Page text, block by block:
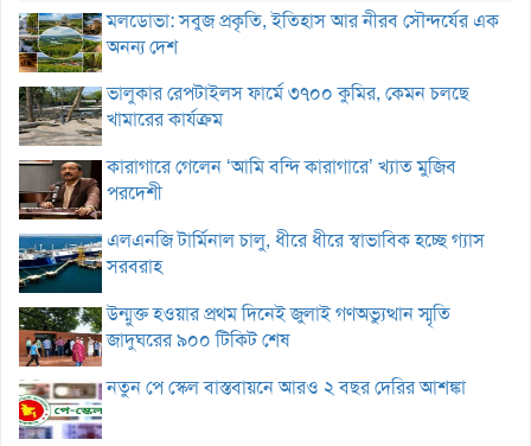
মলডোভা: সবুজ প্রকৃতি, ইতিহাস আর নীরব সৌন্দর্যের এক
অনন্য দেশ
ভালুকার রেপটাইলস ফার্মে ৩৭০০ কুমির, কেমন চলছে
খামারের কার্যক্রম
কারাগারে গেলেন ‘আমি বন্দি কারাগারে’ খ্যাত মুজিব
পরদেশী
এলএনজি টার্মিনাল চালু, ধীরে ধীরে স্বাভাবিক হচ্ছে গ্যাস
সরবরাহ
উন্মুক্ত হওয়ার প্রথম দিনেই জুলাই গণঅভ্যুত্থান স্মৃতি
জাদুঘরের ৯০০ টিকিট শেষ
নতুন পে স্কেল বাস্তবায়নে আরও ২ বছর দেরির আশঙ্কা